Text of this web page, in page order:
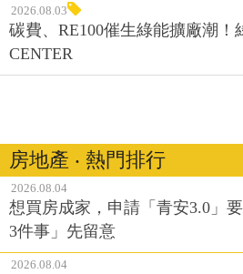
2026.08.03
碳費、RE100催生綠能擴廠潮！
CENTER
房地產 ‧ 熱門排行
2026.08.04
想買房成家，申請「青安3.0」
3件事」先留意
2026.08.04